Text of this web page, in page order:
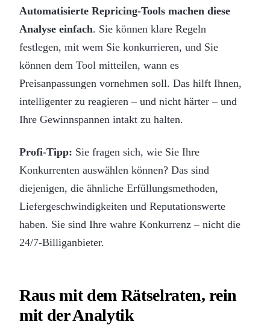
Automatisierte Repricing-Tools machen diese
Analyse einfach. Sie können klare Regeln
festlegen, mit wem Sie konkurrieren, und Sie
können dem Tool mitteilen, wann es
Preisanpassungen vornehmen soll. Das hilft Ihnen,
intelligenter zu reagieren – und nicht härter – und
Ihre Gewinnspannen intakt zu halten.
Profi-Tipp: Sie fragen sich, wie Sie Ihre
Konkurrenten auswählen können? Das sind
diejenigen, die ähnliche Erfüllungsmethoden,
Liefergeschwindigkeiten und Reputationswerte
haben. Sie sind Ihre wahre Konkurrenz – nicht die
24/7-Billiganbieter.
Raus mit dem Rätselraten, rein
mit der Analytik